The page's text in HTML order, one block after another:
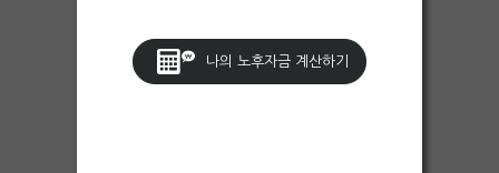
나의 노후자금 계산하기